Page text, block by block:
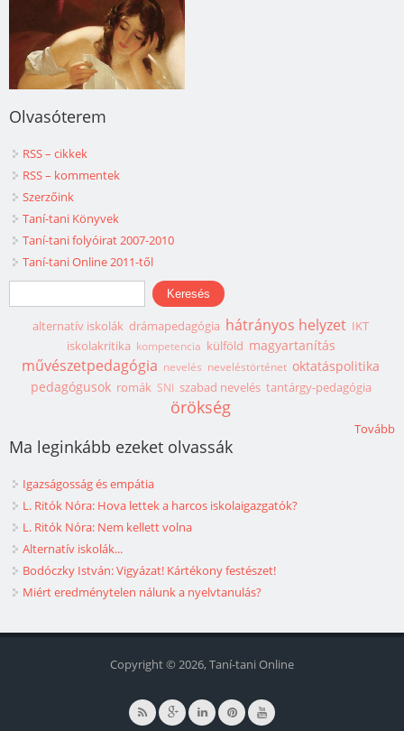
Olvasóterem
RSS – cikkek
RSS – kommentek
Szerzőink
Taní-tani Könyvek
Taní-tani folyóirat 2007-2010
Taní-tani Online 2011-től
Keresés űrlap
Keresés
alternatív iskolák drámapedagógia hátrányos helyzet IKT
iskolakritika kompetencia külföld magyartanítás
művészetpedagógia nevelés neveléstörténet oktatáspolitika
pedagógusok romák SNI szabad nevelés tantárgy-pedagógia
örökség
Tovább
Ma leginkább ezeket olvassák
Igazságosság és empátia
L. Ritók Nóra: Hova lettek a harcos iskolaigazgatók?
L. Ritók Nóra: Nem kellett volna
Alternatív iskolák...
Bodóczky István: Vigyázat! Kártékony festészet!
Miért eredménytelen nálunk a nyelvtanulás?
Copyright © 2026, Taní-tani Online